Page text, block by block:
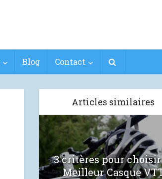
Blog Contact
Articles similaires
3 critères pour
Meilleur Casque